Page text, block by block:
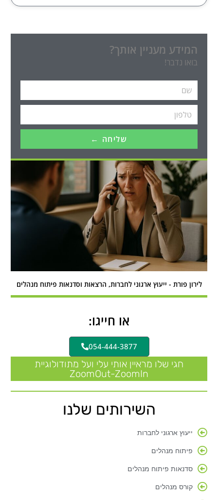
המידע מעניין אותך?
בואו נדבר!
שליחה ←
לירון פורת - ייעוץ ארגוני לחברות, הרצאות וסדנאות פיתוח מנהלים
או חייגו:
054-444-3877
חגי שלו מראיין אותי עלי ועל מתודולוגיית
ZoomOut-ZoomIn
השירותים שלנו
ייעוץ ארגוני לחברות
פיתוח מנהלים
סדנאות פיתוח מנהלים
קורס מנהלים